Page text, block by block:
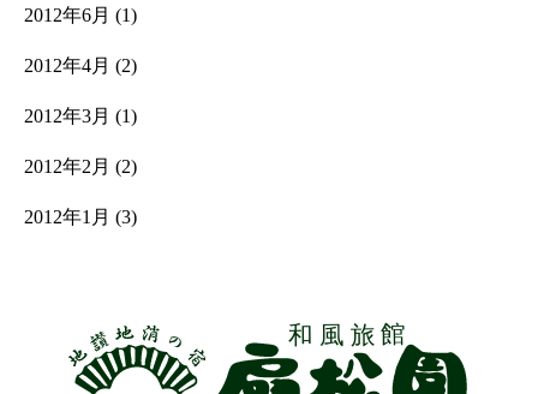
2012年6月 (1)
2012年4月 (2)
2012年3月 (1)
2012年2月 (2)
2012年1月 (3)